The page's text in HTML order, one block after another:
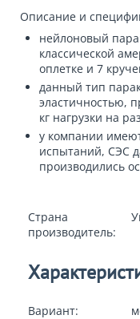
Описание и
нейлоновый
классической
оплетке и 7
данный тип
эластичностью,
кг нагрузки на
у компании
испытаний, СЭС
производились
Страна
производитель:
Вариант: